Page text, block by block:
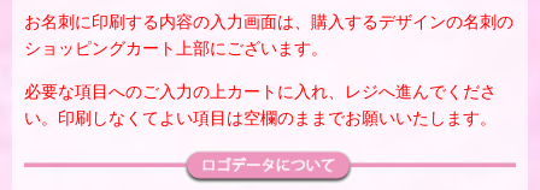
お名刺に印刷する内容の入力画面は、購入するデザインの名刺の
ショッピングカート上部にございます。
必要な項目へのご入力の上カートに入れ、レジへ進んでくださ
い。印刷しなくてよい項目は空欄のままでお願いいたします。